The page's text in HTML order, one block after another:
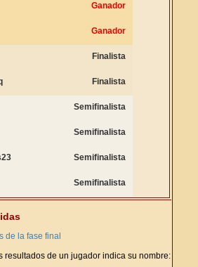
Ganador
Ganador
Finalista
Finalista
Semifinalista
Semifinalista
Semifinalista
Semifinalista
de la fase final
resultados de un jugador indica su nombre: